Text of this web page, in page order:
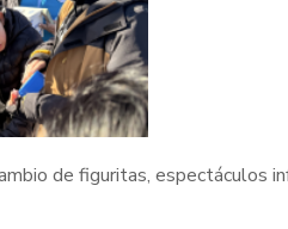
de figuritas, espectáculos